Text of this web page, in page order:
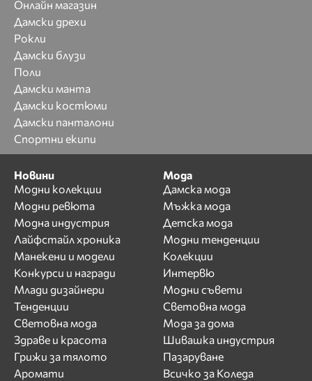
Онлайн магазин
Дамски дрехи
Рокли
Дамски блузи
Поли
Дамски манта
Дамски костюми
Дамски панталони
Спортни екипи
Новини
Модни колекции
Модни ревюта
Модна индустрия
Лайфстайл хроника
Манекени и модели
Конкурси и награди
Млади дизайнери
Тенденции
Световна мода
Здраве и красота
Грижи за тялото
Аромати
Мода
Дамска мода
Мъжка мода
Детска мода
Модни тенденции
Колекции
Интервю
Модни съвети
Световна мода
Мода за дома
Шивашка индустрия
Пазаруване
Всичко за Коледа